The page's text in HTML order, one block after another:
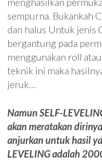
sempurna. Bukankah
dan halus Untuk jenis
bergantung pada
menggunakan roll
teknik ini maka
jeruk…
Namun SELF-
akan meratakan
anjurkan untuk hasil
LEVELING adalah